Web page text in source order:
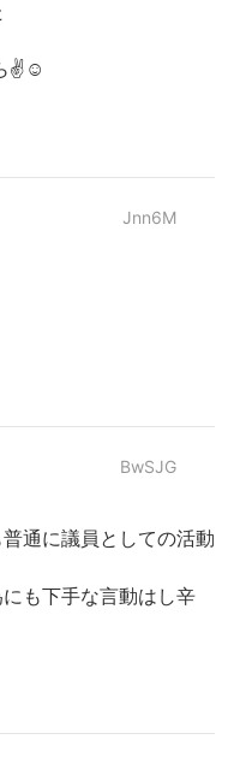
✌️☺️
Jnn6M
BwSJG
通に議員としての活動
も下手な言動はし辛